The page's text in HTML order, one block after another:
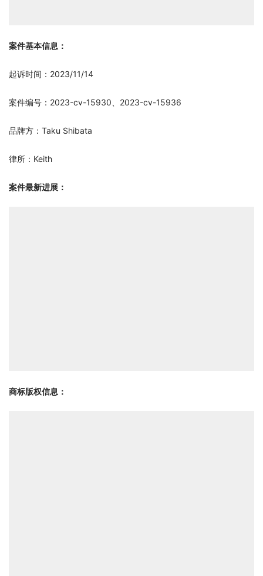
案件基本信息：
起诉时间：2023/11/14
案件编号：2023-cv-15930、2023-cv-15936
品牌方：Taku Shibata
律所：Keith
案件最新进展：
商标版权信息 ：